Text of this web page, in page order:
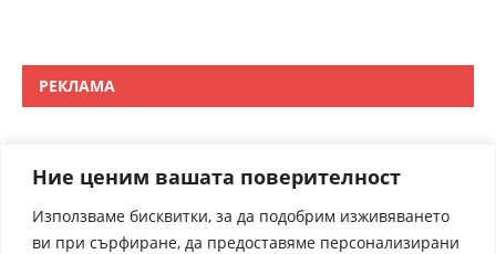
Ние ценим вашата поверителност
Използваме бисквитки, за да подобрим изживяването
ви при сърфиране, да предоставяме персонализирани
РЕКЛАМА